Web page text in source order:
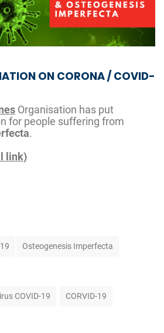
ON CORONA / COVID-
Organisation has put
for people suffering from
.
link)
Osteogenesis Imperfecta
COVID-19 CORVID-19